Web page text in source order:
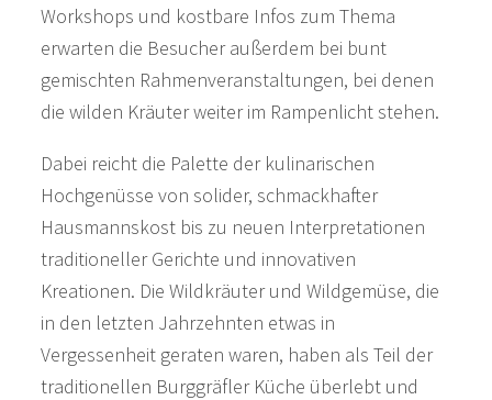
Workshops und kostbare Infos zum Thema
erwarten die Besucher außerdem bei bunt
gemischten Rahmenveranstaltungen, bei denen
die wilden Kräuter weiter im Rampenlicht stehen.
Dabei reicht die Palette der kulinarischen
Hochgenüsse von solider, schmackhafter
Hausmannskost bis zu neuen Interpretationen
traditioneller Gerichte und innovativen
Kreationen. Die Wildkräuter und Wildgemüse, die
in den letzten Jahrzehnten etwas in
Vergessenheit geraten waren, haben als Teil der
traditionellen Burggräfler Küche überlebt und